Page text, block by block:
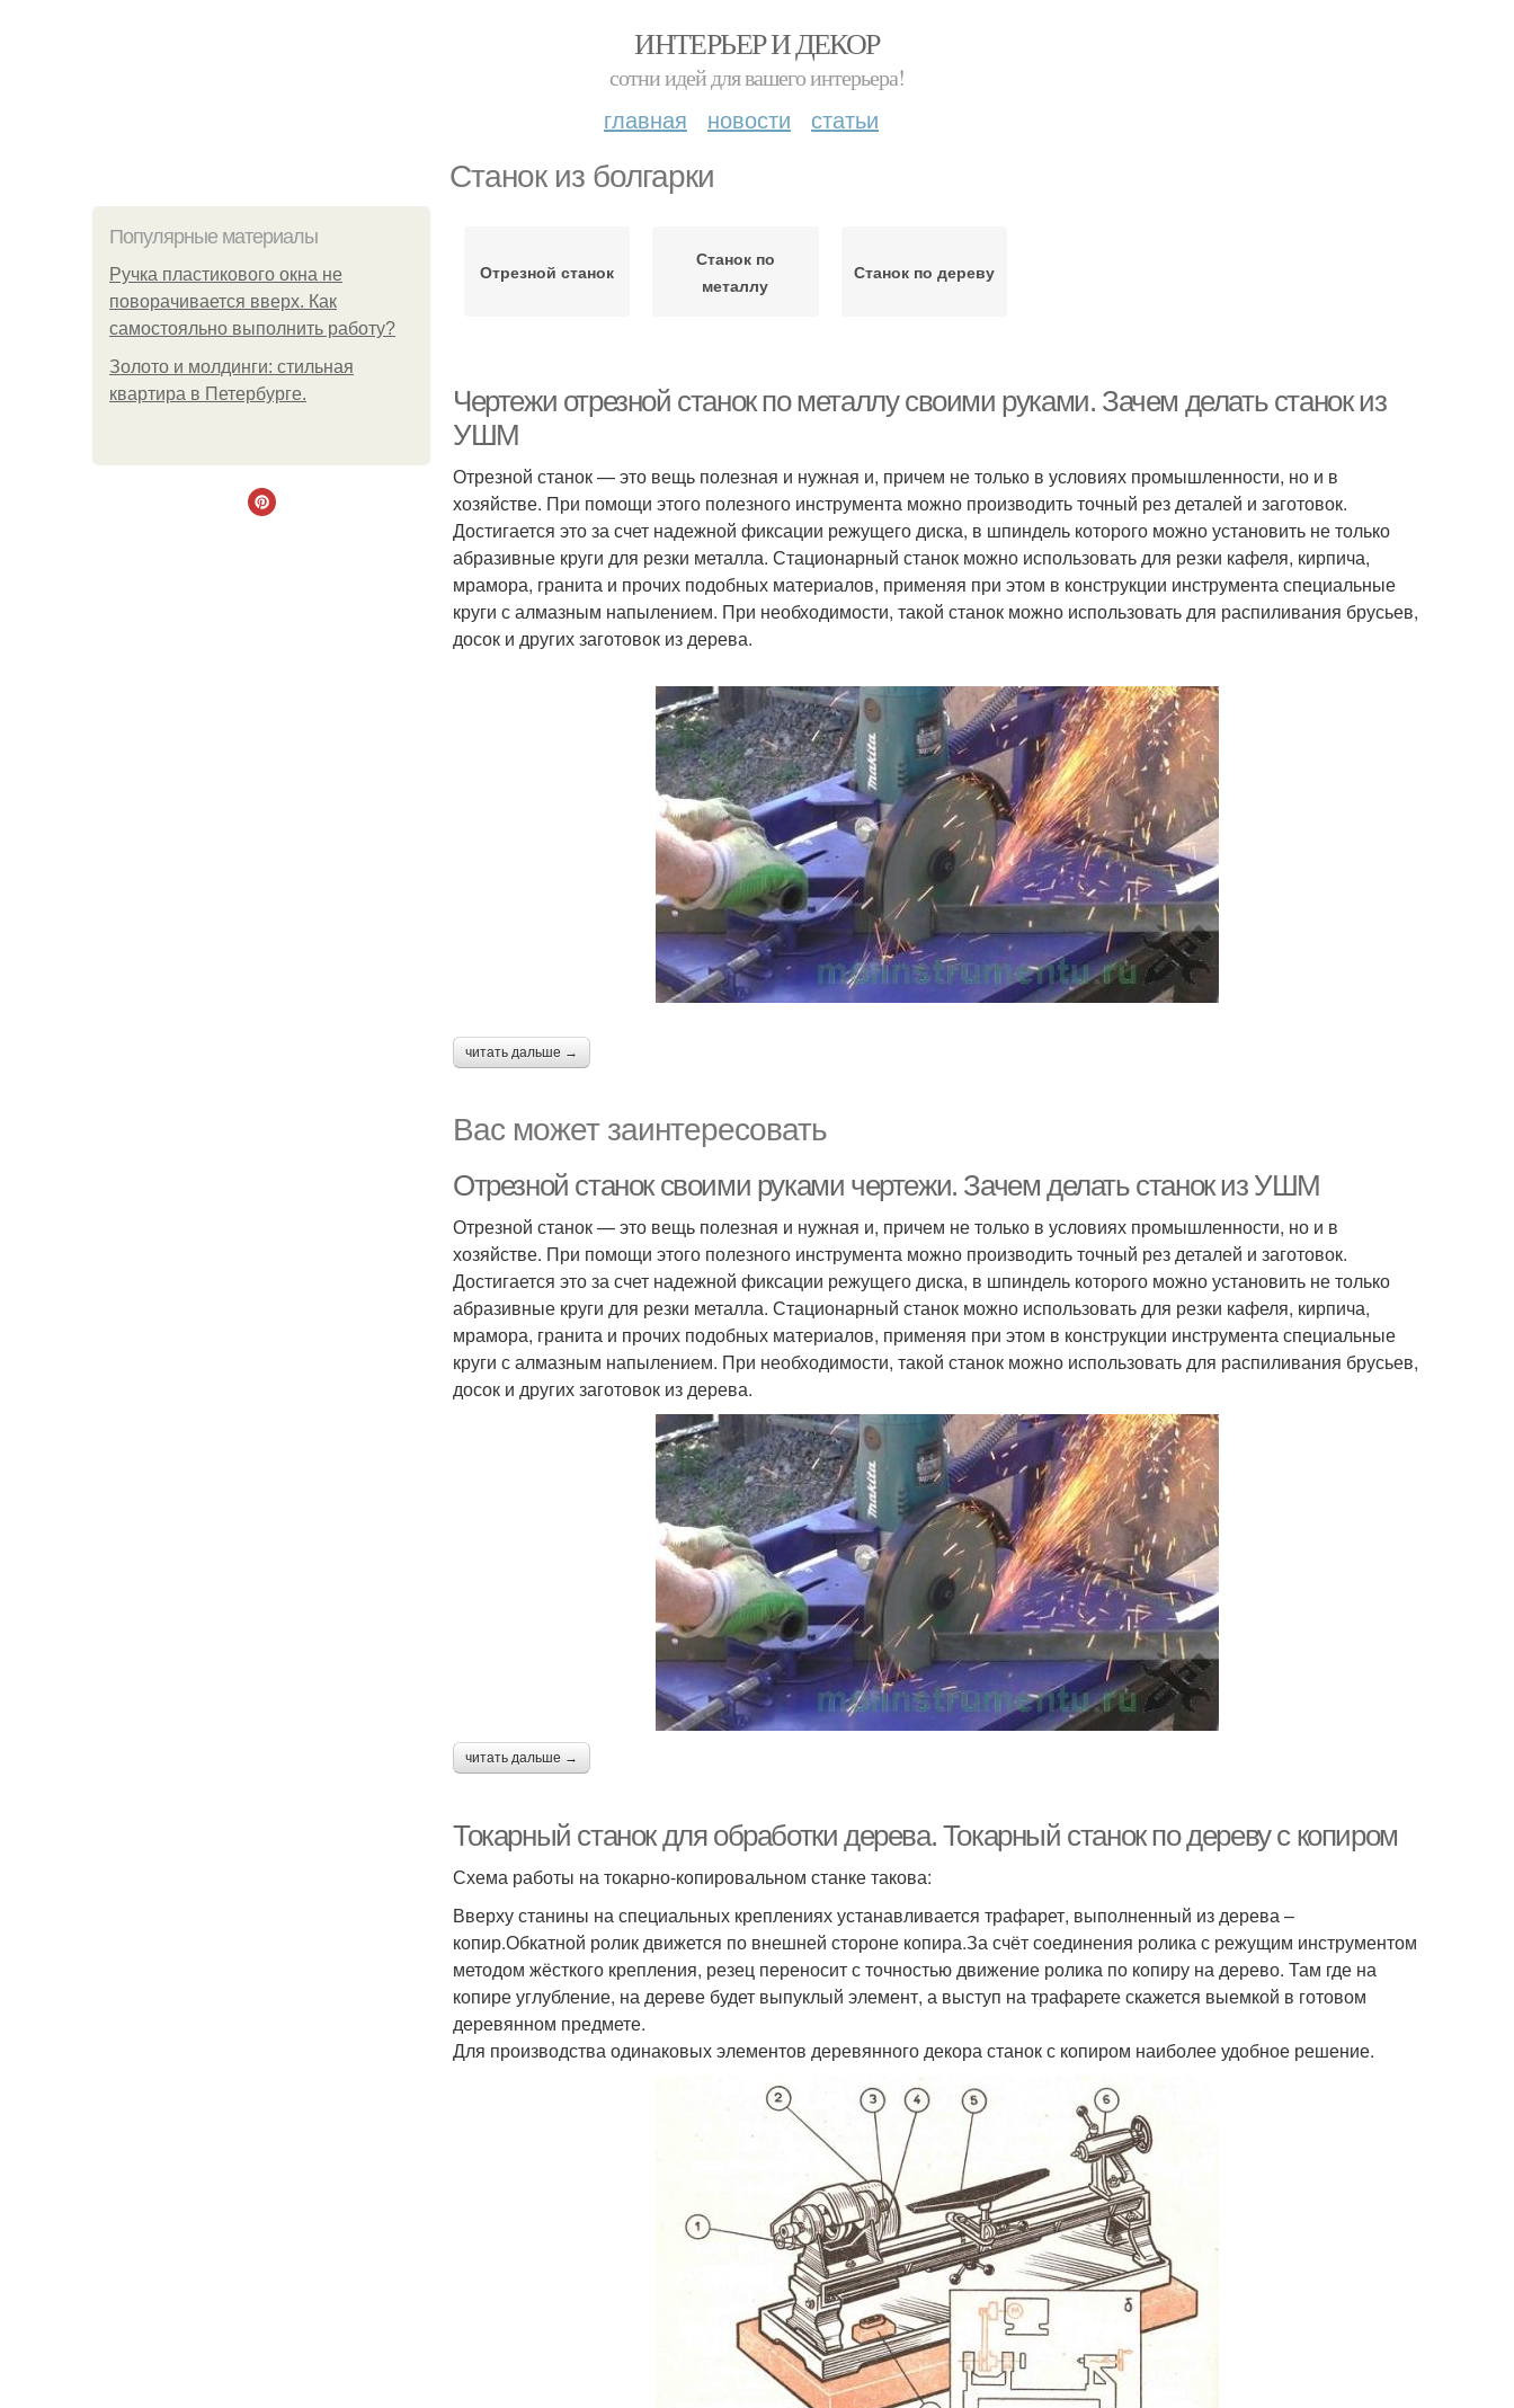
ИНТЕРЬЕР И ДЕКОР
сотни идей для вашего интерьера!
главная новости статьи
Станок из болгарки
Популярные материалы
Ручка пластикового окна не
поворачивается вверх. Как
самостояльно выполнить работу?
Золото и молдинги: стильная
квартира в Петербурге.
Отрезной станок
Станок по
металлу
Станок по дереву
Чертежи отрезной станок по металлу своими руками. Зачем делать станок из
УШМ
Отрезной станок — это вещь полезная и нужная и, причем не только в условиях промышленности, но и в
хозяйстве. При помощи этого полезного инструмента можно производить точный рез деталей и заготовок.
Достигается это за счет надежной фиксации режущего диска, в шпиндель которого можно установить не только
абразивные круги для резки металла. Стационарный станок можно использовать для резки кафеля, кирпича,
мрамора, гранита и прочих подобных материалов, применяя при этом в конструкции инструмента специальные
круги с алмазным напылением. При необходимости, такой станок можно использовать для распиливания брусьев,
досок и других заготовок из дерева.
читать дальше →
Вас может заинтересовать
Отрезной станок своими руками чертежи. Зачем делать станок из УШМ
Отрезной станок — это вещь полезная и нужная и, причем не только в условиях промышленности, но и в
хозяйстве. При помощи этого полезного инструмента можно производить точный рез деталей и заготовок.
Достигается это за счет надежной фиксации режущего диска, в шпиндель которого можно установить не только
абразивные круги для резки металла. Стационарный станок можно использовать для резки кафеля, кирпича,
мрамора, гранита и прочих подобных материалов, применяя при этом в конструкции инструмента специальные
круги с алмазным напылением. При необходимости, такой станок можно использовать для распиливания брусьев,
досок и других заготовок из дерева.
читать дальше →
Токарный станок для обработки дерева. Токарный станок по дереву с копиром
Схема работы на токарно-копировальном станке такова:
Вверху станины на специальных креплениях устанавливается трафарет, выполненный из дерева –
копир.Обкатной ролик движется по внешней стороне копира.За счёт соединения ролика с режущим инструментом
методом жёсткого крепления, резец переносит с точностью движение ролика по копиру на дерево. Там где на
копире углубление, на дереве будет выпуклый элемент, а выступ на трафарете скажется выемкой в готовом
деревянном предмете.
Для производства одинаковых элементов деревянного декора станок с копиром наиболее удобное решение.